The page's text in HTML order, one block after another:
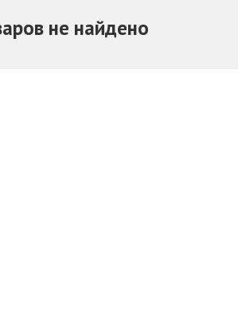
не найдено